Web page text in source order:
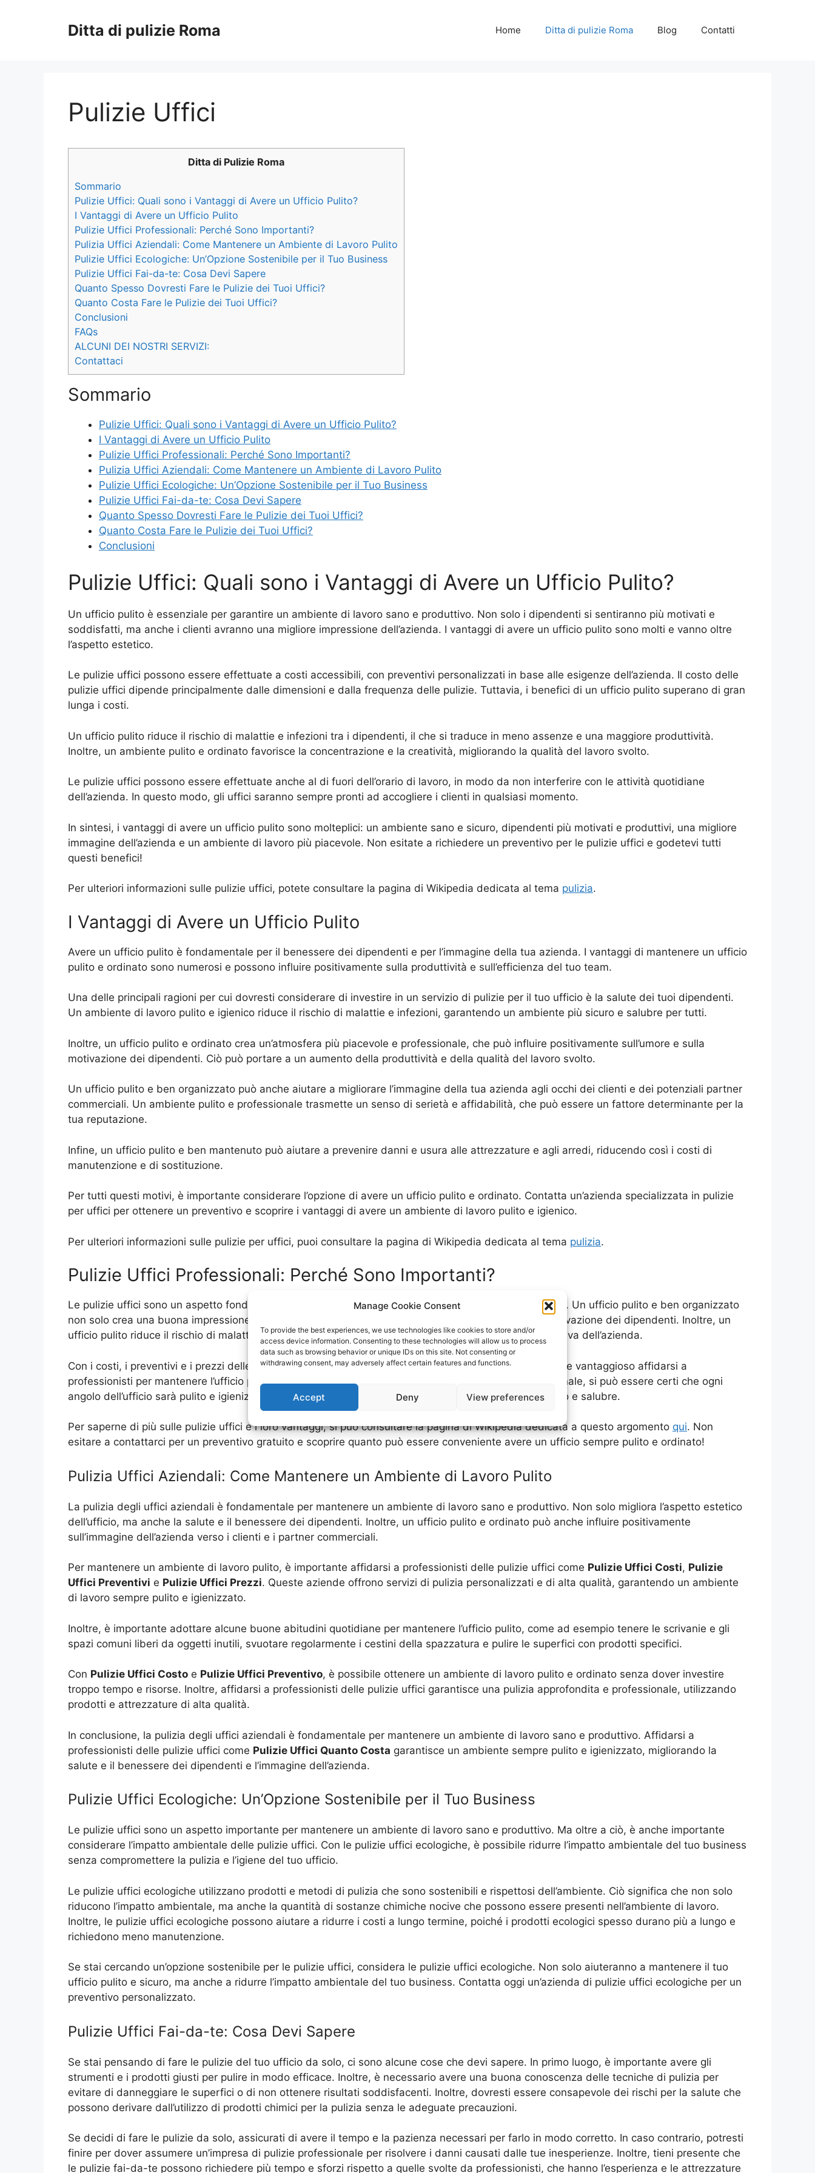
Manage Cookie Consent
To provide the best experiences, we use technologies like cookies to store and/or
access device information. Consenting to these technologies will allow us to process
data such as browsing behavior or unique IDs on this site. Not consenting or
withdrawing consent, may adversely affect certain features and functions.
Accept Deny View preferences
Ditta di pulizie Roma Home Ditta di pulizie Roma Blog Contatti
Pulizie Uffici
Ditta di Pulizie Roma
Sommario
Pulizie Uffici: Quali sono i Vantaggi di Avere un Ufficio Pulito?
I Vantaggi di Avere un Ufficio Pulito
Pulizie Uffici Professionali: Perché Sono Importanti?
Pulizia Uffici Aziendali: Come Mantenere un Ambiente di Lavoro Pulito
Pulizie Uffici Ecologiche: Un’Opzione Sostenibile per il Tuo Business
Pulizie Uffici Fai-da-te: Cosa Devi Sapere
Quanto Spesso Dovresti Fare le Pulizie dei Tuoi Uffici?
Quanto Costa Fare le Pulizie dei Tuoi Uffici?
Conclusioni
FAQs
ALCUNI DEI NOSTRI SERVIZI:
Contattaci
Sommario
Pulizie Uffici: Quali sono i Vantaggi di Avere un Ufficio Pulito?
I Vantaggi di Avere un Ufficio Pulito
Pulizie Uffici Professionali: Perché Sono Importanti?
Pulizia Uffici Aziendali: Come Mantenere un Ambiente di Lavoro Pulito
Pulizie Uffici Ecologiche: Un’Opzione Sostenibile per il Tuo Business
Pulizie Uffici Fai-da-te: Cosa Devi Sapere
Quanto Spesso Dovresti Fare le Pulizie dei Tuoi Uffici?
Quanto Costa Fare le Pulizie dei Tuoi Uffici?
Conclusioni
Pulizie Uffici: Quali sono i Vantaggi di Avere un Ufficio Pulito?
Un ufficio pulito è essenziale per garantire un ambiente di lavoro sano e produttivo. Non solo i dipendenti si sentiranno più motivati e
soddisfatti, ma anche i clienti avranno una migliore impressione dell’azienda. I vantaggi di avere un ufficio pulito sono molti e vanno oltre
l’aspetto estetico.
Le pulizie uffici possono essere effettuate a costi accessibili, con preventivi personalizzati in base alle esigenze dell’azienda. Il costo delle
pulizie uffici dipende principalmente dalle dimensioni e dalla frequenza delle pulizie. Tuttavia, i benefici di un ufficio pulito superano di gran
lunga i costi.
Un ufficio pulito riduce il rischio di malattie e infezioni tra i dipendenti, il che si traduce in meno assenze e una maggiore produttività.
Inoltre, un ambiente pulito e ordinato favorisce la concentrazione e la creatività, migliorando la qualità del lavoro svolto.
Le pulizie uffici possono essere effettuate anche al di fuori dell’orario di lavoro, in modo da non interferire con le attività quotidiane
dell’azienda. In questo modo, gli uffici saranno sempre pronti ad accogliere i clienti in qualsiasi momento.
In sintesi, i vantaggi di avere un ufficio pulito sono molteplici: un ambiente sano e sicuro, dipendenti più motivati e produttivi, una migliore
immagine dell’azienda e un ambiente di lavoro più piacevole. Non esitate a richiedere un preventivo per le pulizie uffici e godetevi tutti
questi benefici!
Per ulteriori informazioni sulle pulizie uffici, potete consultare la pagina di Wikipedia dedicata al tema pulizia.
I Vantaggi di Avere un Ufficio Pulito
Avere un ufficio pulito è fondamentale per il benessere dei dipendenti e per l’immagine della tua azienda. I vantaggi di mantenere un ufficio
pulito e ordinato sono numerosi e possono influire positivamente sulla produttività e sull’efficienza del tuo team.
Una delle principali ragioni per cui dovresti considerare di investire in un servizio di pulizie per il tuo ufficio è la salute dei tuoi dipendenti.
Un ambiente di lavoro pulito e igienico riduce il rischio di malattie e infezioni, garantendo un ambiente più sicuro e salubre per tutti.
Inoltre, un ufficio pulito e ordinato crea un’atmosfera più piacevole e professionale, che può influire positivamente sull’umore e sulla
motivazione dei dipendenti. Ciò può portare a un aumento della produttività e della qualità del lavoro svolto.
Un ufficio pulito e ben organizzato può anche aiutare a migliorare l’immagine della tua azienda agli occhi dei clienti e dei potenziali partner
commerciali. Un ambiente pulito e professionale trasmette un senso di serietà e affidabilità, che può essere un fattore determinante per la
tua reputazione.
Infine, un ufficio pulito e ben mantenuto può aiutare a prevenire danni e usura alle attrezzature e agli arredi, riducendo così i costi di
manutenzione e di sostituzione.
Per tutti questi motivi, è importante considerare l’opzione di avere un ufficio pulito e ordinato. Contatta un’azienda specializzata in pulizie
per uffici per ottenere un preventivo e scoprire i vantaggi di avere un ambiente di lavoro pulito e igienico.
Per ulteriori informazioni sulle pulizie per uffici, puoi consultare la pagina di Wikipedia dedicata al tema pulizia.
Pulizie Uffici Professionali: Perché Sono Importanti?
Le pulizie uffici sono un aspetto fondamentale per mantenere un ambiente di lavoro sano e produttivo. Un ufficio pulito e ben organizzato
non solo crea una buona impressione sui clienti e i visitatori, ma anche aumenta il benessere e la motivazione dei dipendenti. Inoltre, un
ufficio pulito riduce il rischio di malattie e infortuni sul lavoro, migliorando così la produttività complessiva dell’azienda.
Con i costi, i preventivi e i prezzi delle pulizie uffici sempre più accessibili, è diventato più conveniente e vantaggioso affidarsi a
professionisti per mantenere l’ufficio pulito e ordinato. Inoltre, con un servizio di pulizie uffici professionale, si può essere certi che ogni
angolo dell’ufficio sarà pulito e igienizzato correttamente, garantendo così un ambiente di lavoro sicuro e salubre.
Per saperne di più sulle pulizie uffici e i loro vantaggi, si può consultare la pagina di Wikipedia dedicata a questo argomento qui. Non
esitare a contattarci per un preventivo gratuito e scoprire quanto può essere conveniente avere un ufficio sempre pulito e ordinato!
Pulizia Uffici Aziendali: Come Mantenere un Ambiente di Lavoro Pulito
La pulizia degli uffici aziendali è fondamentale per mantenere un ambiente di lavoro sano e produttivo. Non solo migliora l’aspetto estetico
dell’ufficio, ma anche la salute e il benessere dei dipendenti. Inoltre, un ufficio pulito e ordinato può anche influire positivamente
sull’immagine dell’azienda verso i clienti e i partner commerciali.
Per mantenere un ambiente di lavoro pulito, è importante affidarsi a professionisti delle pulizie uffici come Pulizie Uffici Costi, Pulizie
Uffici Preventivi e Pulizie Uffici Prezzi. Queste aziende offrono servizi di pulizia personalizzati e di alta qualità, garantendo un ambiente
di lavoro sempre pulito e igienizzato.
Inoltre, è importante adottare alcune buone abitudini quotidiane per mantenere l’ufficio pulito, come ad esempio tenere le scrivanie e gli
spazi comuni liberi da oggetti inutili, svuotare regolarmente i cestini della spazzatura e pulire le superfici con prodotti specifici.
Con Pulizie Uffici Costo e Pulizie Uffici Preventivo, è possibile ottenere un ambiente di lavoro pulito e ordinato senza dover investire
troppo tempo e risorse. Inoltre, affidarsi a professionisti delle pulizie uffici garantisce una pulizia approfondita e professionale, utilizzando
prodotti e attrezzature di alta qualità.
In conclusione, la pulizia degli uffici aziendali è fondamentale per mantenere un ambiente di lavoro sano e produttivo. Affidarsi a
professionisti delle pulizie uffici come Pulizie Uffici Quanto Costa garantisce un ambiente sempre pulito e igienizzato, migliorando la
salute e il benessere dei dipendenti e l’immagine dell’azienda.
Pulizie Uffici Ecologiche: Un’Opzione Sostenibile per il Tuo Business
Le pulizie uffici sono un aspetto importante per mantenere un ambiente di lavoro sano e produttivo. Ma oltre a ciò, è anche importante
considerare l’impatto ambientale delle pulizie uffici. Con le pulizie uffici ecologiche, è possibile ridurre l’impatto ambientale del tuo business
senza compromettere la pulizia e l’igiene del tuo ufficio.
Le pulizie uffici ecologiche utilizzano prodotti e metodi di pulizia che sono sostenibili e rispettosi dell’ambiente. Ciò significa che non solo
riducono l’impatto ambientale, ma anche la quantità di sostanze chimiche nocive che possono essere presenti nell’ambiente di lavoro.
Inoltre, le pulizie uffici ecologiche possono aiutare a ridurre i costi a lungo termine, poiché i prodotti ecologici spesso durano più a lungo e
richiedono meno manutenzione.
Se stai cercando un’opzione sostenibile per le pulizie uffici, considera le pulizie uffici ecologiche. Non solo aiuteranno a mantenere il tuo
ufficio pulito e sicuro, ma anche a ridurre l’impatto ambientale del tuo business. Contatta oggi un’azienda di pulizie uffici ecologiche per un
preventivo personalizzato.
Pulizie Uffici Fai-da-te: Cosa Devi Sapere
Se stai pensando di fare le pulizie del tuo ufficio da solo, ci sono alcune cose che devi sapere. In primo luogo, è importante avere gli
strumenti e i prodotti giusti per pulire in modo efficace. Inoltre, è necessario avere una buona conoscenza delle tecniche di pulizia per
evitare di danneggiare le superfici o di non ottenere risultati soddisfacenti. Inoltre, dovresti essere consapevole dei rischi per la salute che
possono derivare dall’utilizzo di prodotti chimici per la pulizia senza le adeguate precauzioni.
Se decidi di fare le pulizie da solo, assicurati di avere il tempo e la pazienza necessari per farlo in modo corretto. In caso contrario, potresti
finire per dover assumere un’impresa di pulizie professionale per risolvere i danni causati dalle tue inesperienze. Inoltre, tieni presente che
le pulizie fai-da-te possono richiedere più tempo e sforzi rispetto a quelle svolte da professionisti, che hanno l’esperienza e le attrezzature